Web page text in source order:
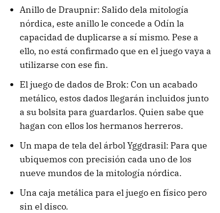
Anillo de Draupnir: Salido dela mitología
nórdica, este anillo le concede a Odín la
capacidad de duplicarse a sí mismo. Pese a
ello, no está confirmado que en el juego vaya a
utilizarse con ese fin.
El juego de dados de Brok: Con un acabado
metálico, estos dados llegarán incluidos junto
a su bolsita para guardarlos. Quien sabe que
hagan con ellos los hermanos herreros.
Un mapa de tela del árbol Yggdrasil: Para que
ubiquemos con precisión cada uno de los
nueve mundos de la mitología nórdica.
Una caja metálica para el juego en físico pero
sin el disco.